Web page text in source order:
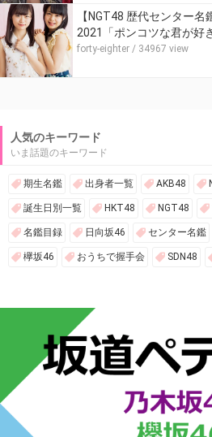
【NGT48 歴代センター
2021「ポンコツな君が好
forty-eighter / 34967 view
人気のキーワード
いま話題のキーワード
期生名鑑 出身者一覧 AKB48
誕生日別一覧 HKT48 NGT48
名鑑目録 日向坂46 センター名鑑
欅坂46 おうちで握手会 SDN48